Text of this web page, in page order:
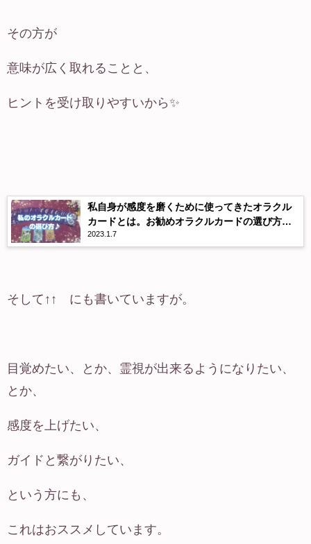
その方が
意味が広く取れることと、
ヒントを受け取りやすいから✨
私自身が感度を磨くために使ってきたオラクル
カードとは。お勧めオラクルカードの選び方・
使い方。
2023.1.7
そして↑↑ にも書いていますが。
目覚めたい、とか、霊視が出来るようになりたい、
とか、
感度を上げたい、
ガイドと繋がりたい、
という方にも、
これはおススメしています。